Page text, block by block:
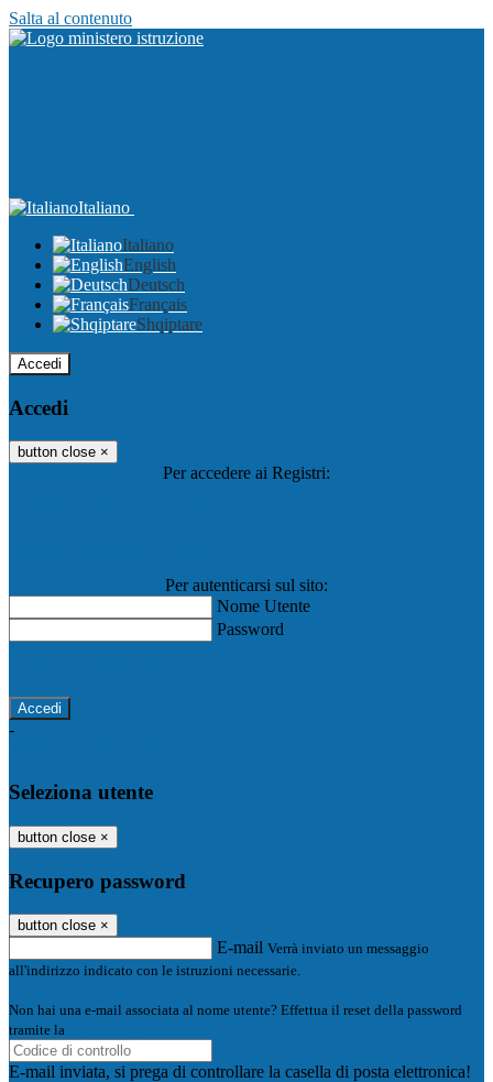
Salta al contenuto
Italiano
Italiano
English
Deutsch
Français
Shqiptare
Accedi
Accedi
button close ×
Per accedere ai Registri:
Per autenticarsi sul sito:
Nome Utente
Password
-
Seleziona utente
button close ×
Recupero password
button close ×
E-mail Verrà inviato un messaggio
all'indirizzo indicato con le istruzioni necessarie.
Non hai una e-mail associata al nome utente? Effettua il reset della password
tramite la
E-mail inviata, si prega di controllare la casella di posta elettronica!